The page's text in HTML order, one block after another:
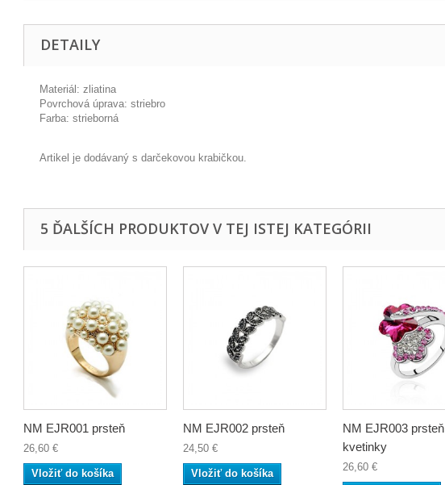
DETAILY
Materiál: zliatina
Povrchová úprava: striebro
Farba: strieborná
Artikel je dodávaný s darčekovou krabičkou.
5 ĎALŠÍCH PRODUKTOV V TEJ ISTEJ KATEGÓRII
NM EJR001 prsteň
26,60 €
Vložiť do košíka
NM EJR002 prsteň
24,50 €
Vložiť do košíka
NM EJR003 prsteň
kvetinky
26,60 €